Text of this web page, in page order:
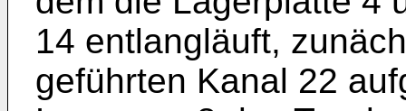
14 entlangläuft,
geführten Kanal 22